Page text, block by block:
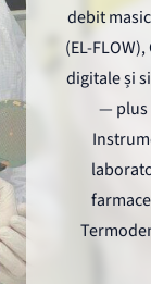
debit
(EL-
digitale și
— plus